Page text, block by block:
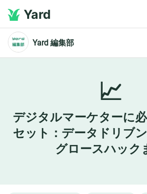
Yard
Yard 編集部
📈
デジタルマーケターに
セット：データドリブ
グロースハック